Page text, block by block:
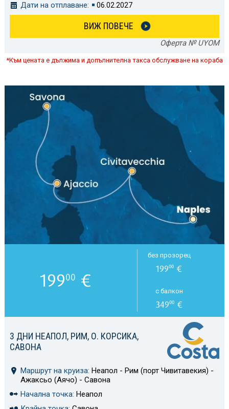
Дати на отплаване:
06.02.2027
ВИЖ ПОВЕЧЕ
Оферта № UYOM
*Към цената е дължима и допълнителна такса обслужване на кораба
3 ДНИ НЕАПОЛ, РИМ, О. КОРСИКА,
САВОНА
Маршрут на круиза: Неапол - Рим (порт Чивитавекия) -
Ажаксьо (Аячо) - Савона
Начална точка: Неапол
19900 €
без прозорец
19900 €
с балкон
34900€